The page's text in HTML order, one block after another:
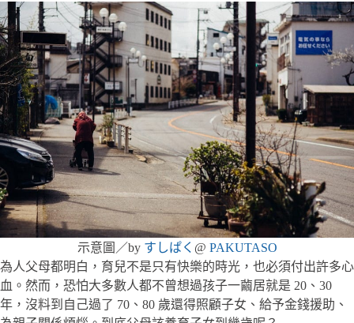
示意圖／byすしぱく @ PAKUTASO
為人父母都明白，育兒不是只有快樂的時光，也必須付出許多心
血。然而，恐怕大多數人都不曾想過孩子一繭居就是 20、30
年，沒料到自己過了 70、80 歲還得照顧子女、給予金錢援助、